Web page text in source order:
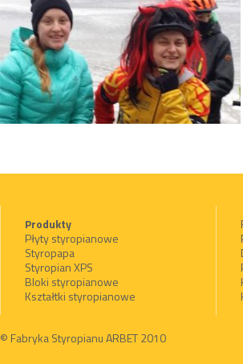
Produkty
Płyty styropianowe
Styropapa
Styropian XPS
Bloki styropianowe
Kształtki styropianowe
© Fabryka Styropianu ARBET 2010